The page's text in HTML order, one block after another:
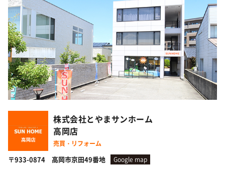
株式会社とやまサンホーム
高岡店
売買・リフォーム
〒933-0874 高岡市京田49番地 Google map